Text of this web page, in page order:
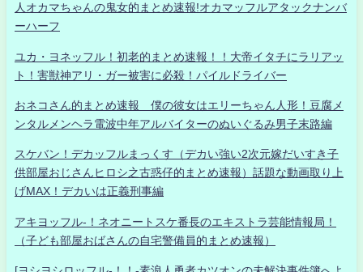
人オカマちゃんの鬼女的まとめ速報!オカマッフルアタックナンバ
ーハーフ
ユカ・ヨネッフル！初老的まとめ速報！！大帝イタチにラリアッ
ト！害獣神アリ・ガー被害に必殺！パイルドライバー
おネコさん的まとめ速報 僕の彼女はエリーちゃん人形！豆腐メ
ンタルメンヘラ電波中年アルバイターのぬいぐるみ男子末路編
スケバン！デカッフルまっくす（デカい強い2次元嫁だいすき子
供部屋おじさんヒロシ之古惑仔的まとめ速報）話題な動画取り上
げMAX！デカいは正義刑事編
アキヨッフル-！ネオニートスケ番長のエキストラ芸能情報局！
（子ども部屋おばさんの自宅警備員的まとめ速報）